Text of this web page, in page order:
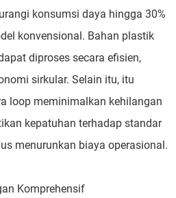
konsumsi daya hingga 30%
konvensional. Bahan plastik
diproses secara efisien,
sirkular. Selain itu, itu
loop meminimalkan kehilangan
kepatuhan terhadap standar
menurunkan biaya operasional.
Komprehensif